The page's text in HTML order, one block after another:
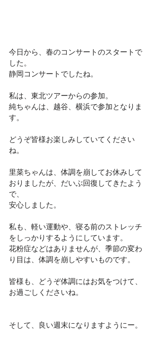
今日から、春のコンサートのスタートで
した。
静岡コンサートでしたね。
私は、東北ツアーからの参加。
純ちゃんは、越谷、横浜で参加となりま
す。
どうぞ皆様お楽しみしていてください
ね。
里菜ちゃんは、体調を崩してお休みして
おりましたが、だいぶ回復してきたよう
で、
安心しました。
私も、軽い運動や、寝る前のストレッチ
をしっかりするようにしています。
花粉症などはありませんが、季節の変わ
り目は、体調を崩しやすいものです。
皆様も、どうぞ体調にはお気をつけて、
お過ごしくださいね。
そして、良い週末になりますようにー。